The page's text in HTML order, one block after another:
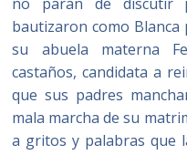
bautizaron como
su abuela materna
castaños, candidata a
que sus padres
mala marcha de su
a gritos y palabras que